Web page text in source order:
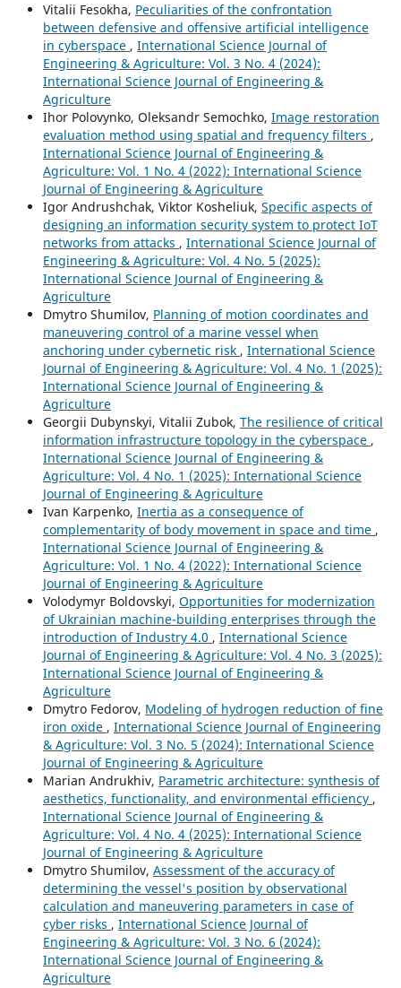
Vitalii Fesokha, Peculiarities of the confrontation
between defensive and offensive artificial intelligence
in cyberspace , International Science Journal of
Engineering & Agriculture: Vol. 3 No. 4 (2024):
International Science Journal of Engineering &
Agriculture
Ihor Polovynko, Oleksandr Semochko, Image restoration
evaluation method using spatial and frequency filters ,
International Science Journal of Engineering &
Agriculture: Vol. 1 No. 4 (2022): International Science
Journal of Engineering & Agriculture
Igor Andrushchak, Viktor Kosheliuk, Specific aspects of
designing an information security system to protect IoT
networks from attacks , International Science Journal of
Engineering & Agriculture: Vol. 4 No. 5 (2025):
International Science Journal of Engineering &
Agriculture
Dmytro Shumilov, Planning of motion coordinates and
maneuvering control of a marine vessel when
anchoring under cybernetic risk , International Science
Journal of Engineering & Agriculture: Vol. 4 No. 1 (2025):
International Science Journal of Engineering &
Agriculture
Georgii Dubynskyi, Vitalii Zubok, The resilience of critical
information infrastructure topology in the cyberspace ,
International Science Journal of Engineering &
Agriculture: Vol. 4 No. 1 (2025): International Science
Journal of Engineering & Agriculture
Ivan Karpenko, Inertia as a consequence of
complementarity of body movement in space and time ,
International Science Journal of Engineering &
Agriculture: Vol. 1 No. 4 (2022): International Science
Journal of Engineering & Agriculture
Volodymyr Boldovskyi, Opportunities for modernization
of Ukrainian machine-building enterprises through the
introduction of Industry 4.0 , International Science
Journal of Engineering & Agriculture: Vol. 4 No. 3 (2025):
International Science Journal of Engineering &
Agriculture
Dmytro Fedorov, Modeling of hydrogen reduction of fine
iron oxide , International Science Journal of Engineering
& Agriculture: Vol. 3 No. 5 (2024): International Science
Journal of Engineering & Agriculture
Marian Andrukhiv, Parametric architecture: synthesis of
aesthetics, functionality, and environmental efficiency ,
International Science Journal of Engineering &
Agriculture: Vol. 4 No. 4 (2025): International Science
Journal of Engineering & Agriculture
Dmytro Shumilov, Assessment of the accuracy of
determining the vessel's position by observational
calculation and maneuvering parameters in case of
cyber risks , International Science Journal of
Engineering & Agriculture: Vol. 3 No. 6 (2024):
International Science Journal of Engineering &
Agriculture